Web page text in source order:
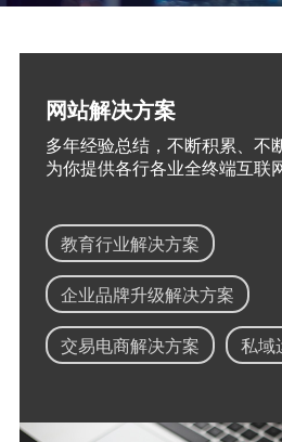
网站解决方案
多年经验总结，不断积累、不
为你提供各行各业全终端互联
教育行业解决方案
企业品牌升级解决方案
交易电商解决方案 私域